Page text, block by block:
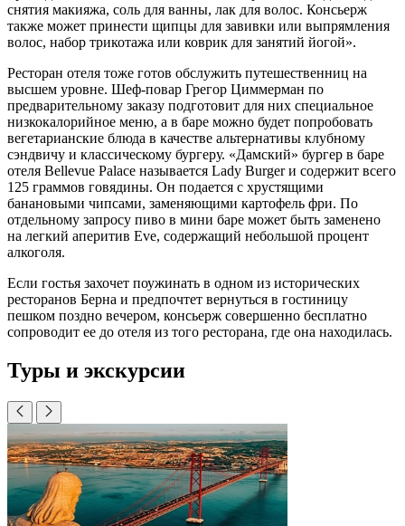
снятия макияжа, соль для ванны, лак для волос. Консьерж
также может принести щипцы для завивки или выпрямления
волос, набор трикотажа или коврик для занятий йогой».
Ресторан отеля тоже готов обслужить путешественниц на
высшем уровне. Шеф-повар Грегор Циммерман по
предварительному заказу подготовит для них специальное
низкокалорийное меню, а в баре можно будет попробовать
вегетарианские блюда в качестве альтернативы клубному
сэндвичу и классическому бургеру. «Дамский» бургер в баре
отеля Bellevue Palace называется Lady Burger и содержит всего
125 граммов говядины. Он подается с хрустящими
банановыми чипсами, заменяющими картофель фри. По
отдельному запросу пиво в мини баре может быть заменено
на легкий аперитив Eve, содержащий небольшой процент
алкоголя.
Если гостья захочет поужинать в одном из исторических
ресторанов Берна и предпочтет вернуться в гостиницу
пешком поздно вечером, консьерж совершенно бесплатно
сопроводит ее до отеля из того ресторана, где она находилась.
Туры и экскурсии